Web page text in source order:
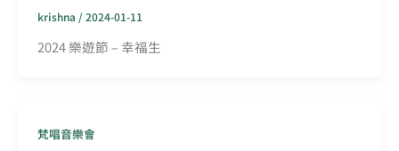
krishna /2024-01-11
2024 樂遊節 – 幸福生
梵唱音樂會